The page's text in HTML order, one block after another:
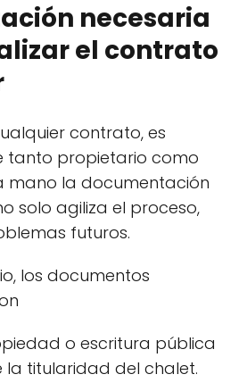
necesaria
el contrato
contrato, es
tanto propietario como
mano la documentación
solo agiliza el proceso,
futuros.
los documentos
o escritura pública
la titularidad del chalet.